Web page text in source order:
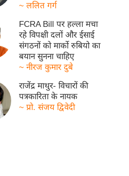
~ ललित गर्ग
FCRA Bill पर हल्ला मचा
रहे विपक्षी दलों और ईसाई
संगठनों को मार्को रुबियो का
बयान सुनना चाहिए
~ नीरज कुमार दुबे
राजेंद्र माथुर- विचारों की
पत्रकारिता के नायक
~ प्रो. संजय द्विवेदी